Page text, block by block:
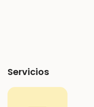
Servicios